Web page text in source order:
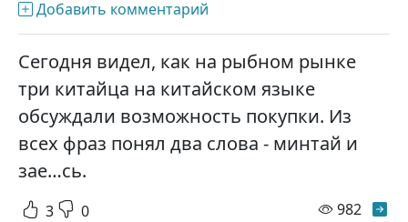
Добавить комментарий
Сегодня видел, как на рыбном рынке
три китайца на китайском языке
обсуждали возможность покупки. Из
всех фраз понял два слова - минтай и
зае…сь.
3 0 982